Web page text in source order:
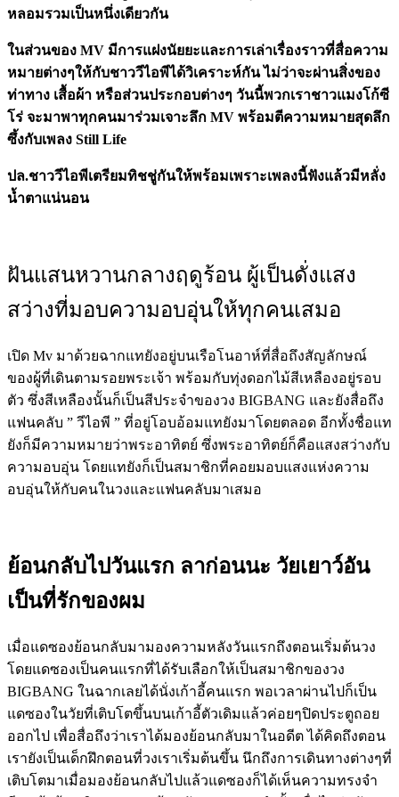
หลอมรวมเป็นหนึ่งเดียวกัน
ในส่วนของ MV มีการแฝงนัยยะและการเล่าเรื่องราวที่สื่อความ
หมายต่างๆให้กับชาววีไอพีได้วิเคราะห์กัน ไม่ว่าจะผ่านสิ่งของ
ท่าทาง เสื้อผ้า หรือส่วนประกอบต่างๆ วันนี้พวกเราชาวแมงโก้ซี
โร่ จะมาพาทุกคนมาร่วมเจาะลึก MV พร้อมตีความหมายสุดลึก
ซึ้งกับเพลง Still Life
ปล.ชาววีไอพีเตรียมทิชชู่กันให้พร้อมเพราะเพลงนี้ฟังแล้วมีหลั่ง
น้ำตาแน่นอน
ฝันแสนหวานกลางฤดูร้อน ผู้เป็นดั่งแสง
สว่างที่มอบความอบอุ่นให้ทุกคนเสมอ
เปิด Mv มาด้วยฉากแทยังอยู่บนเรือโนอาห์ที่สื่อถึงสัญลักษณ์
ของผู้ที่เดินตามรอยพระเจ้า พร้อมกับทุ่งดอกไม้สีเหลืองอยู่รอบ
ตัว ซึ่งสีเหลืองนั้นก็เป็นสีประจำของวง BIGBANG และยังสื่อถึง
แฟนคลับ ” วีไอพี ” ที่อยู่โอบอ้อมแทยังมาโดยตลอด อีกทั้งชื่อแท
ยังก็มีความหมายว่าพระอาทิตย์ ซึ่งพระอาทิตย์ก็คือแสงสว่างกับ
ความอบอุ่น โดยแทยังก็เป็นสมาชิกที่คอยมอบแสงแห่งความ
อบอุ่นให้กับคนในวงและแฟนคลับมาเสมอ
ย้อนกลับไปวันแรก ลาก่อนนะ วัยเยาว์อัน
เป็นที่รักของผม
เมื่อแดซองย้อนกลับมามองความหลังวันแรกถึงตอนเริ่มต้นวง
โดยแดซองเป็นคนแรกที่ได้รับเลือกให้เป็นสมาชิกของวง
BIGBANG ในฉากเลยได้นั่งเก้าอี้คนแรก พอเวลาผ่านไปก็เป็น
แดซองในวัยที่เติบโตขึ้นบนเก้าอี้ตัวเดิมแล้วค่อยๆปิดประตูถอย
ออกไป เพื่อสื่อถึงว่าเราได้มองย้อนกลับมาในอดีต ได้คิดถึงตอน
เรายังเป็นเด็กฝึกตอนที่วงเราเริ่มต้นขึ้น นึกถึงการเดินทางต่างๆที่
เติบโตมาเมื่อมองย้อนกลับไปแล้วแดซองก็ได้เห็นความทรงจำ